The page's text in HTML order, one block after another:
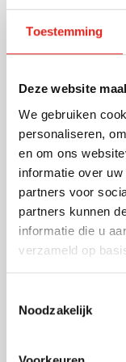
Toestemming
Deze website
We gebruiken
personaliseren,
en om ons
informatie over
partners voor
partners kunnen
informatie die u
verzameld op
Noodzakelijk
en praktische
mogelijk
en
zwartschrijvend.
Artikelnummer
Merk
Schrijfkleur
Materiaal
Afmetingen